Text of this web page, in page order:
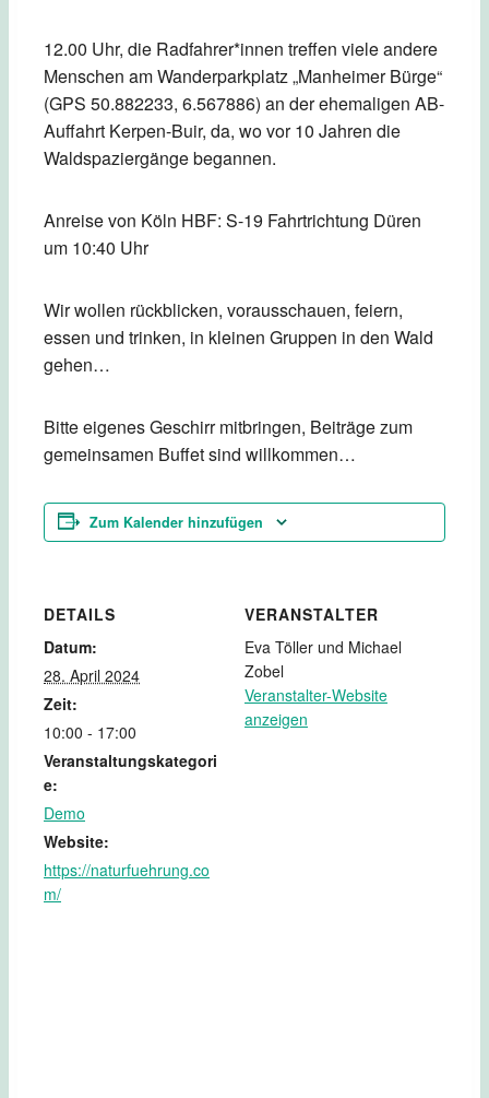
12.00 Uhr, die Radfahrer*innen treffen viele andere
Menschen am Wanderparkplatz „Manheimer Bürge“
(GPS 50.882233, 6.567886) an der ehemaligen AB-
Auffahrt Kerpen-Buir, da, wo vor 10 Jahren die
Waldspaziergänge begannen.
Anreise von Köln HBF: S-19 Fahrtrichtung Düren
um 10:40 Uhr
Wir wollen rückblicken, vorausschauen, feiern,
essen und trinken, in kleinen Gruppen in den Wald
gehen…
Bitte eigenes Geschirr mitbringen, Beiträge zum
gemeinsamen Buffet sind willkommen…
Zum Kalender hinzufügen
DETAILS
Datum:
28. April 2024
Zeit:
10:00 - 17:00
Veranstaltungskategori
e:
Demo
Website:
https://naturfuehrung.co
m/
VERANSTALTER
Eva Töller und Michael
Zobel
Veranstalter-Website
anzeigen